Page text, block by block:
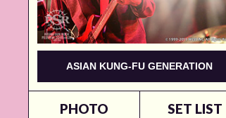
ASIAN KUNG-FU GENERATION
PHOTO SET LIST